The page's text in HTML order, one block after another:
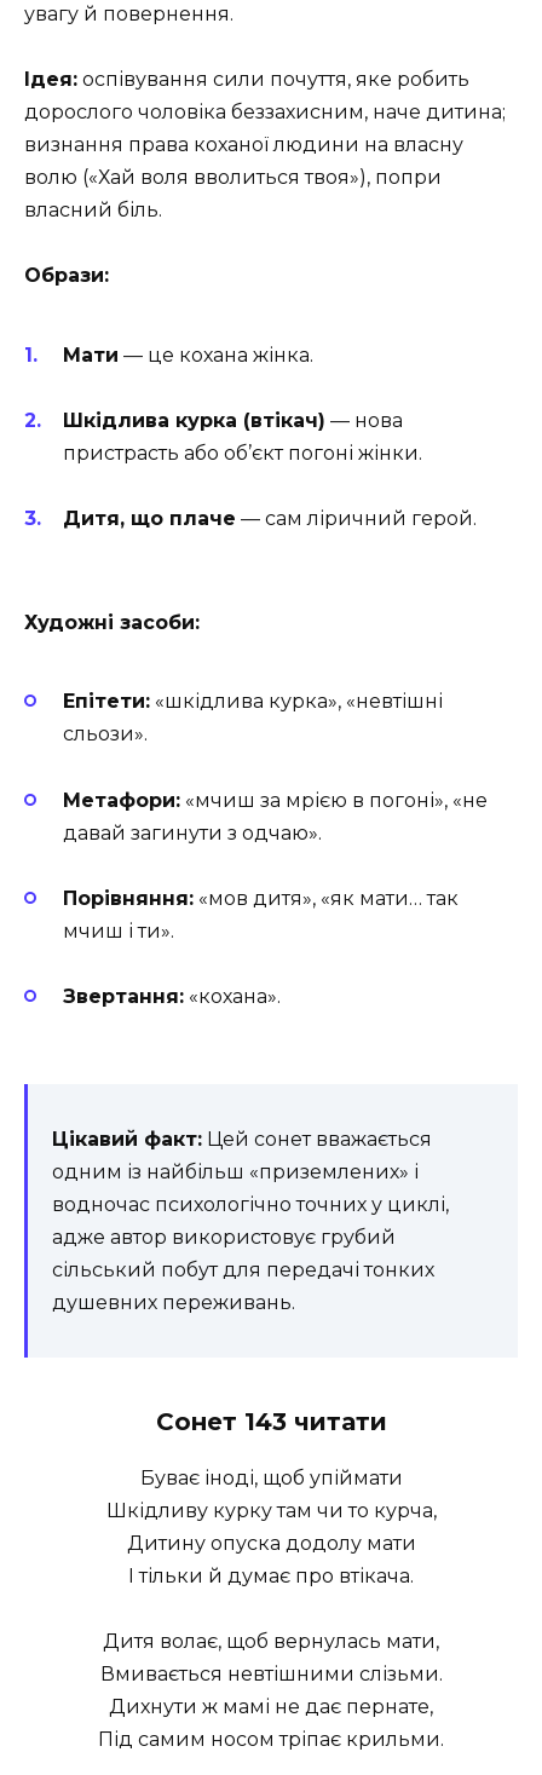
увагу й повернення.
Ідея: оспівування сили почуття, яке робить
дорослого чоловіка беззахисним, наче дитина;
визнання права коханої людини на власну
волю («Хай воля вволиться твоя»), попри
власний біль.
Образи:
Мати — це кохана жінка.
Шкідлива курка (втікач) — нова
пристрасть або об’єкт погоні жінки.
Дитя, що плаче — сам ліричний герой.
Художні засоби:
Епітети: «шкідлива курка», «невтішні
сльози».
Метафори: «мчиш за мрією в погоні», «не
давай загинути з одчаю».
Порівняння: «мов дитя», «як мати… так
мчиш і ти».
Звертання: «кохана».
Цікавий факт: Цей сонет вважається
одним із найбільш «приземлених» і
водночас психологічно точних у циклі,
адже автор використовує грубий
сільський побут для передачі тонких
душевних переживань.
Сонет 143 читати
Буває іноді, щоб упіймати
Шкідливу курку там чи то курча,
Дитину опуска додолу мати
І тільки й думає про втікача.
Дитя волає, щоб вернулась мати,
Вмивається невтішними слізьми.
Дихнути ж мамі не дає пернате,
Під самим носом тріпає крильми.